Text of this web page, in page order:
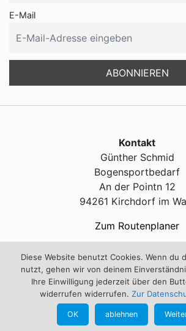
E-Mail
Kontakt
Günther Schmid
Bogensportbedarf
An der Pointn 12
94261 Kirchdorf im
Zum Routenplaner
Service
Kontakt
Impressum
Diese Website benutzt Cookies. Wenn du
nutzt, gehen wir von deinem
Ihre Einwilligung jederzeit über den
widerrufen widerrufen. Zur
OK ablehnen